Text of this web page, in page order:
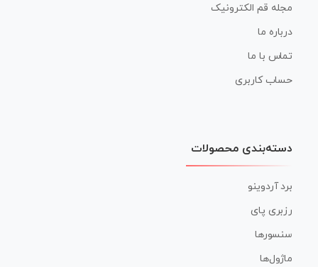
مجله قم الکترونیک
درباره ما
تماس با ما
حساب کاربری
دسته‌بندی محصولات
برد آردوینو
رزبری پای
سنسورها
ماژول‌ها